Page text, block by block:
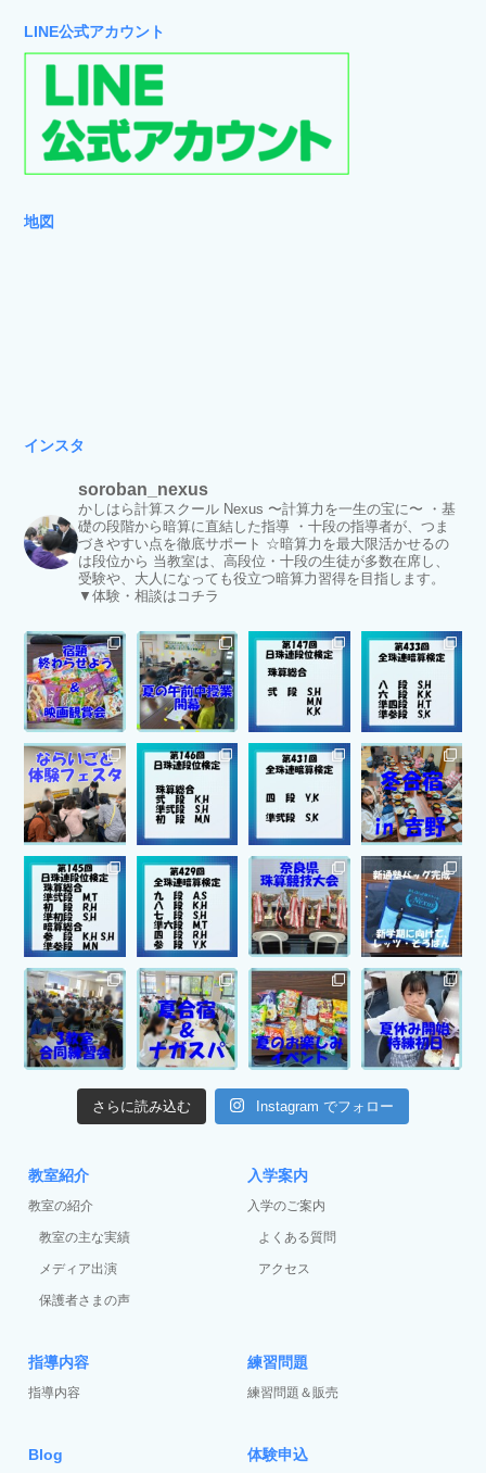
LINE公式アカウント
地図
インスタ
soroban_nexus
かしはら計算スクール Nexus 〜計算力を一生の宝に〜 ・基
礎の段階から暗算に直結した指導 ・十段の指導者が、つま
づきやすい点を徹底サポート ☆暗算力を最大限活かせるの
は段位から 当教室は、高段位・十段の生徒が多数在席し、
受験や、大人になっても役立つ暗算力習得を目指します。
▼体験・相談はコチラ
さらに読み込む Instagram でフォロー
教室紹介
教室の紹介
教室の主な実績
メディア出演
保護者さまの声
入学案内
入学のご案内
よくある質問
アクセス
指導内容
指導内容
練習問題
練習問題＆販売
Blog 体験申込